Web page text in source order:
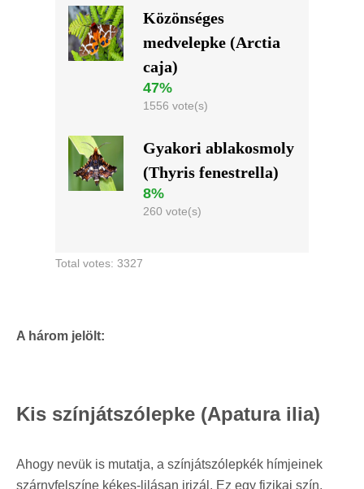
Közönséges
medvelepke (Arctia
caja)
47%
1556 vote(s)
Gyakori ablakosmoly
(Thyris fenestrella)
8%
260 vote(s)
Total votes: 3327
A három jelölt:
Kis színjátszólepke (Apatura ilia)
Ahogy nevük is mutatja, a színjátszólepkék hímjeinek
szárnyfelszíne kékes-lilásan irizál. Ez egy fizikai szín,